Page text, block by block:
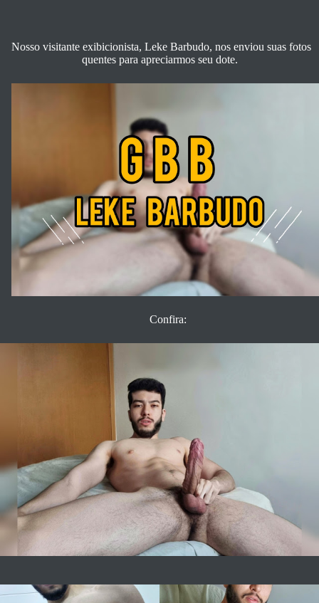
Nosso visitante exibicionista, Leke Barbudo, nos enviou suas fotos
quentes para apreciarmos seu dote.
Confira: